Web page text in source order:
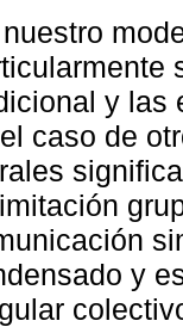
y las
caso de
y